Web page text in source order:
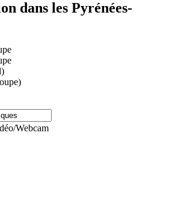
dans les Pyrénées-
Webcam